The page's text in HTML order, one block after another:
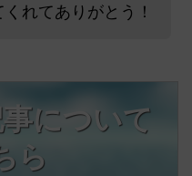
れてありがとう！
について
ら